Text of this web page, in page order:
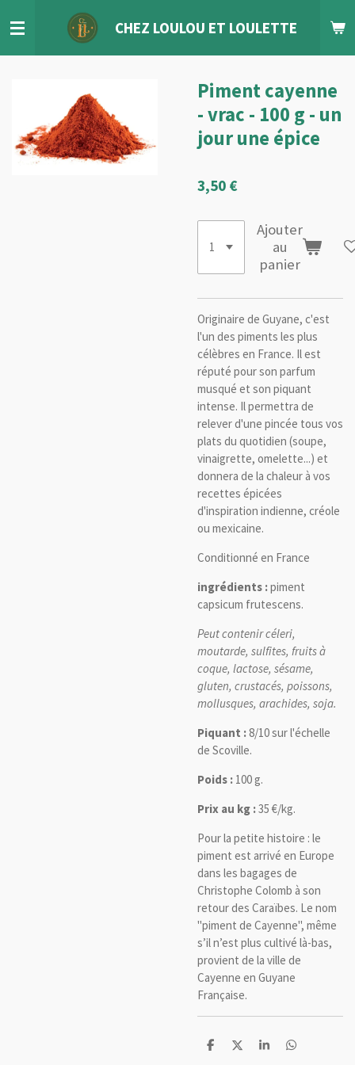
au
CHEZ LOULOU ET LOULETTE
Piment cayenne
- vrac - 100 g - un
jour une épice
3,50 €
Ajouter
au
panier
Originaire de Guyane, c'est
l'un des piments les plus
célèbres en France. Il est
réputé pour son parfum
musqué et son piquant
intense. Il permettra de
relever d'une pincée tous vos
plats du quotidien (soupe,
vinaigrette, omelette...) et
donnera de la chaleur à vos
recettes épicées
d'inspiration indienne, créole
ou mexicaine.
Conditionné en France
ingrédients :piment
capsicum frutescens.
Peut contenir céleri,
moutarde, sulfites, fruits à
coque, lactose, sésame,
gluten, crustacés, poissons,
mollusques, arachides, soja.
Piquant :8/10 sur l'échelle
de Scoville.
Poids : 100 g.
Prix au kg :35 €/kg.
Pour la petite histoire : le
piment est arrivé en Europe
dans les bagages de
Christophe Colomb à son
retour des Caraïbes. Le nom
"piment de Cayenne", même
s’il n’est plus cultivé là-bas,
provient de la ville de
Cayenne en Guyane
Française.
P
P
P
P